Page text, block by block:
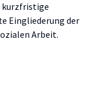
kurzfristige
Eingliederung der
Arbeit.